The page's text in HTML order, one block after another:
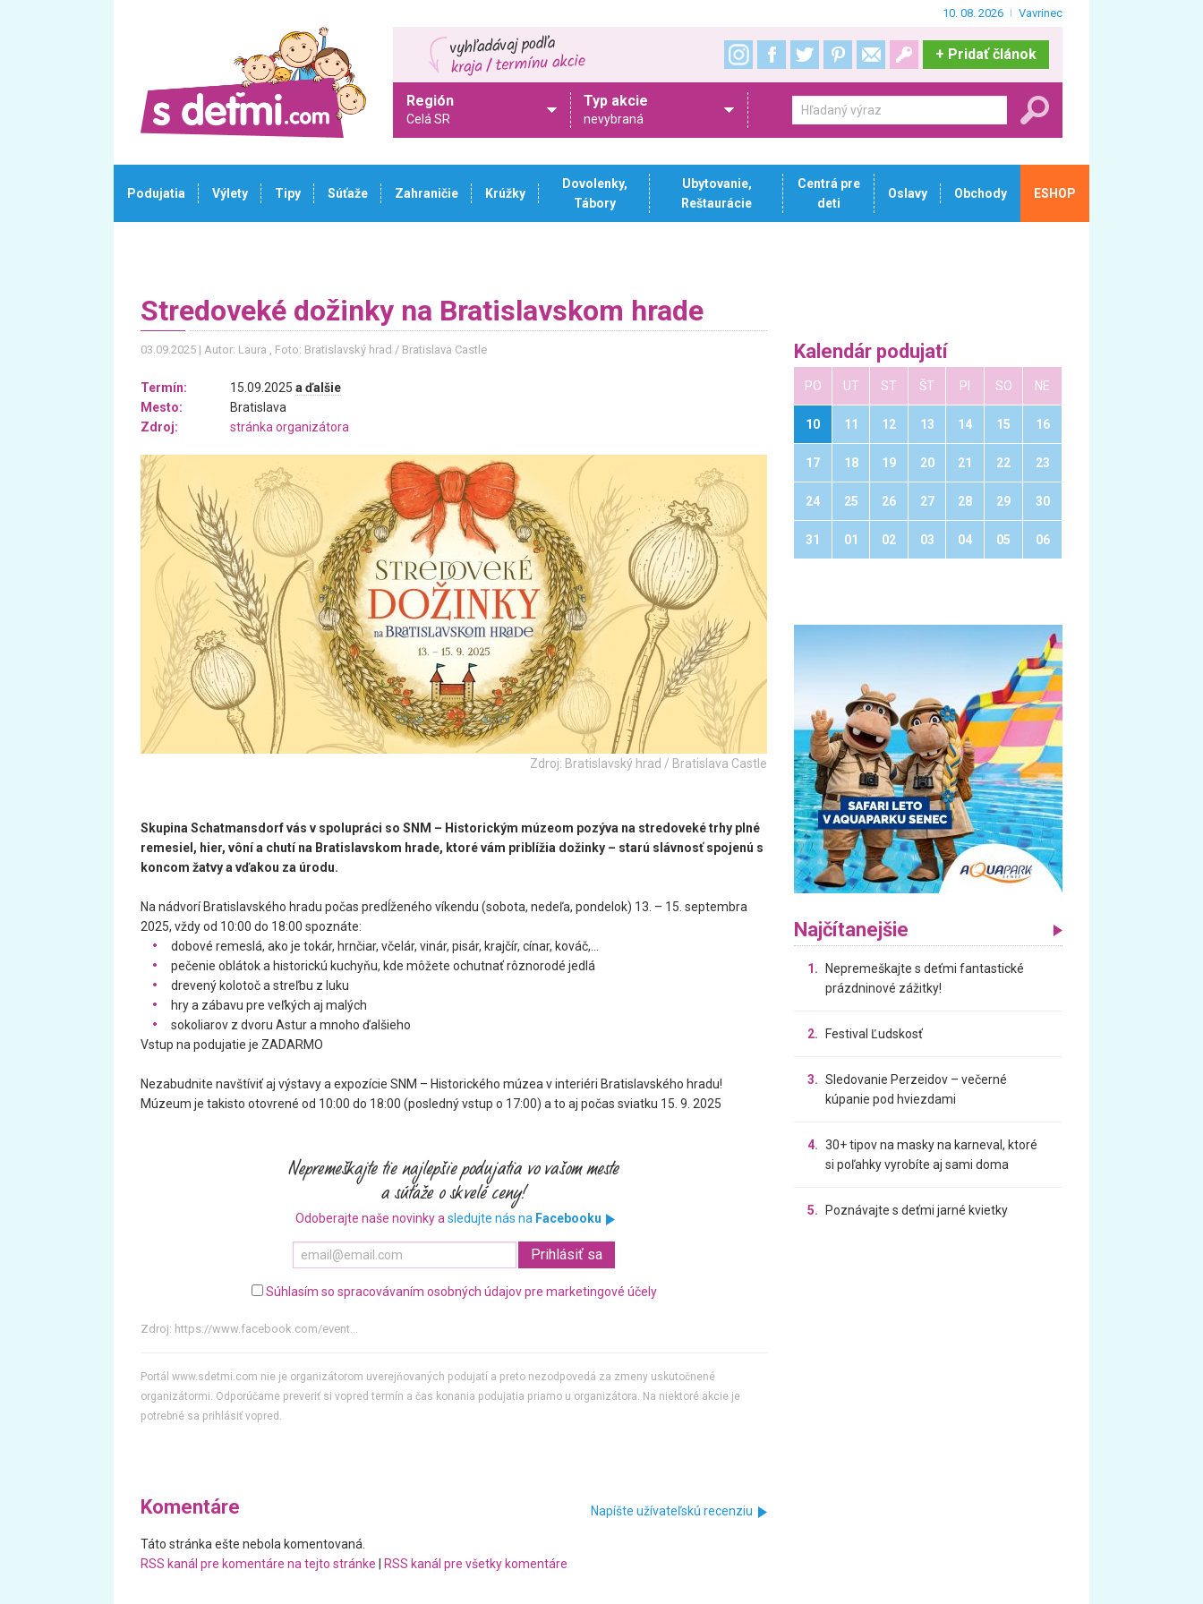
10. 08. 2026 Vavrinec
+ Pridať článok
Región
Celá SR
Typ akcie
nevybraná
Podujatia Výlety Tipy Súťaže Zahraničie Krúžky
Dovolenky,
Tábory
Ubytovanie,
Reštaurácie
Centrá pre
deti
Oslavy Obchody ESHOP
Stredoveké dožinky na Bratislavskom hrade
03.09.2025 Autor: Laura , Foto: Bratislavský hrad / Bratislava Castle
Termín: 15.09.2025 a ďalšie
Mesto:
Bratislava
Zdroj:
stránka organizátora
Zdroj: Bratislavský hrad / Bratislava Castle
Skupina Schatmansdorf vás v spolupráci so SNM – Historickým múzeom pozýva na stredoveké trhy plné
remesiel, hier, vôní a chutí na Bratislavskom hrade, ktoré vám priblížia dožinky – starú slávnosť spojenú s
koncom žatvy a vďakou za úrodu.
Na nádvorí Bratislavského hradu počas predĺženého víkendu (sobota, nedeľa, pondelok) 13. – 15. septembra
2025, vždy od 10:00 do 18:00 spoznáte:
dobové remeslá, ako je tokár, hrnčiar, včelár, vinár, pisár, krajčír, cínar, kováč,...
pečenie oblátok a historickú kuchyňu, kde môžete ochutnať rôznorodé jedlá
drevený kolotoč a streľbu z luku
hry a zábavu pre veľkých aj malých
sokoliarov z dvoru Astur a mnoho ďalšieho
Vstup na podujatie je ZADARMO
Nezabudnite navštíviť aj výstavy a expozície SNM – Historického múzea v interiéri Bratislavského hradu!
Múzeum je takisto otovrené od 10:00 do 18:00 (posledný vstup o 17:00) a to aj počas sviatku 15. 9. 2025
Odoberajte naše novinky a sledujte nás na Facebooku
Súhlasím so spracovávaním osobných údajov pre marketingové účely
Zdroj: https://www.facebook.com/event...
Portál www.sdetmi.com nie je organizátorom uverejňovaných podujatí a preto nezodpovedá za zmeny uskutočnené
organizátormi. Odporúčame preveriť si vopred termín a čas konania podujatia priamo u organizátora. Na niektoré akcie je
potrebné sa prihlásiť vopred.
Komentáre Napíšte užívateľskú recenziu
Táto stránka ešte nebola komentovaná.
RSS kanál pre komentáre na tejto stránke
RSS kanál pre všetky komentáre
Kalendár podujatí
PO UT ST ŠT PI SO NE
10 11 12 13 14 15 16
17 18 19 20 21 22 23
24 25 26 27 28 29 30
31 01 02 03 04 05 06
Najčítanejšie
1.
Nepremeškajte s deťmi fantastické
prázdninové zážitky!
2. Festival Ľudskosť
3. Sledovanie Perzeidov – večerné
kúpanie pod hviezdami
4. 30+ tipov na masky na karneval, ktoré
si poľahky vyrobíte aj sami doma
5. Poznávajte s deťmi jarné kvietky